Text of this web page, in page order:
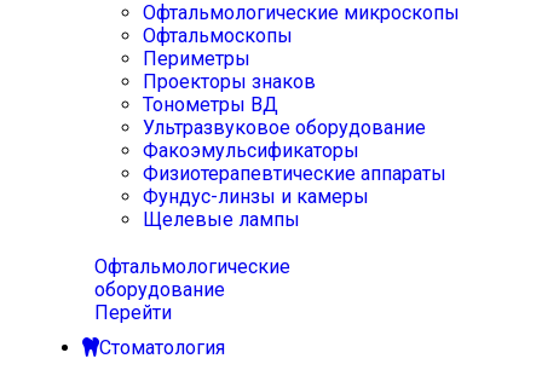
Офтальмологические микроскопы
Офтальмоскопы
Периметры
Проекторы знаков
Тонометры ВД
Ультразвуковое оборудование
Факоэмульсификаторы
Физиотерапевтические аппараты
Фундус-линзы и камеры
Щелевые лампы
Офтальмологические
оборудование
Перейти
Стоматология